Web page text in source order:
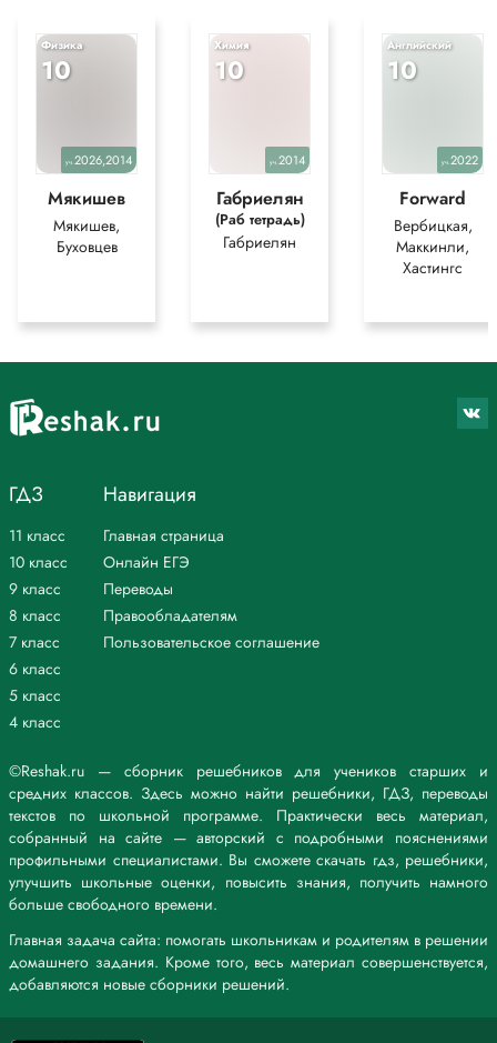
Физика
10
уч. 2026,2014
Мякишев
Мякишев,
Буховцев
Химия
10
уч. 2014
Габриелян
(Раб тетрадь)
Габриелян
Английский
10
уч. 2022
Forward
Вербицкая,
Маккинли,
Хастингс
©Reshak.ru — сборник решебников для учеников старших и
средних классов. Здесь можно найти решебники, ГДЗ, переводы
текстов по школьной программе. Практически весь материал,
собранный на сайте — авторский с подробными пояснениями
профильными специалистами. Вы сможете скачать гдз, решебники,
улучшить школьные оценки, повысить знания, получить намного
больше свободного времени.
Главная задача сайта: помогать школьникам и родителям в решении
домашнего задания. Кроме того, весь материал совершенствуется,
добавляются новые сборники решений.
ГДЗ
11 класс
10 класс
9 класс
8 класс
7 класс
6 класс
5 класс
4 класс
Навигация
Главная страница
Онлайн ЕГЭ
Переводы
Правообладателям
Пользовательское соглашение